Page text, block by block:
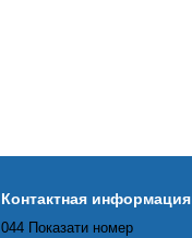
Контактная информация
044 Показати номер